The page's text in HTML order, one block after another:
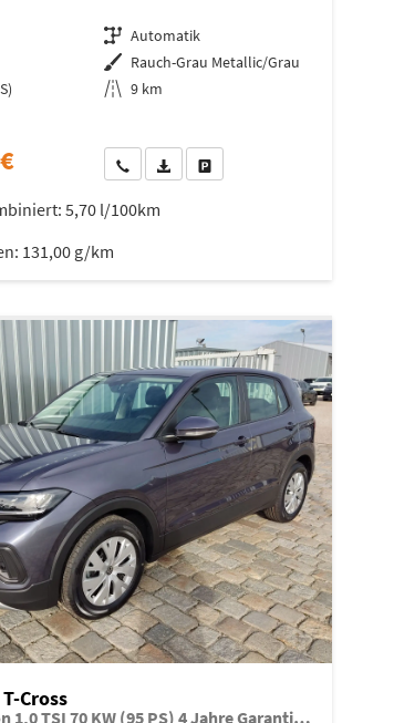
Getriebe Automatik
Außenfarbe Rauch-Grau Metallic/Grau
Kilometerstand 9 km
Wir rufen Sie anFahrzeugexposé (PDF)
Fahrzeug parken
5,70 l/100km
131,00 g/km
Cross
Limited Edition 1,0 TSI 70 KW (95 PS) 4 Jahre Garantie-2x PDC-App Connect-Sofort